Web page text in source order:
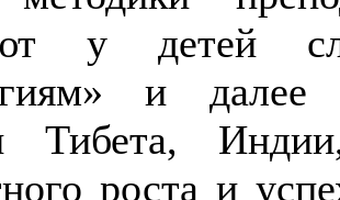
у детей
и далее
Тибета,
роста и